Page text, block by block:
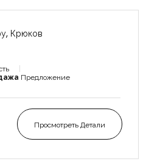
Крюков
Предложение
Просмотреть Детали